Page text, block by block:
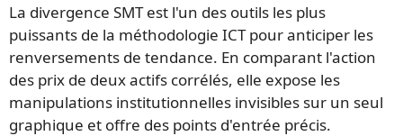
La divergence SMT est l'un des outils les plus
puissants de la méthodologie ICT pour anticiper les
renversements de tendance. En comparant l'action
des prix de deux actifs corrélés, elle expose les
manipulations institutionnelles invisibles sur un seul
graphique et offre des points d'entrée précis.